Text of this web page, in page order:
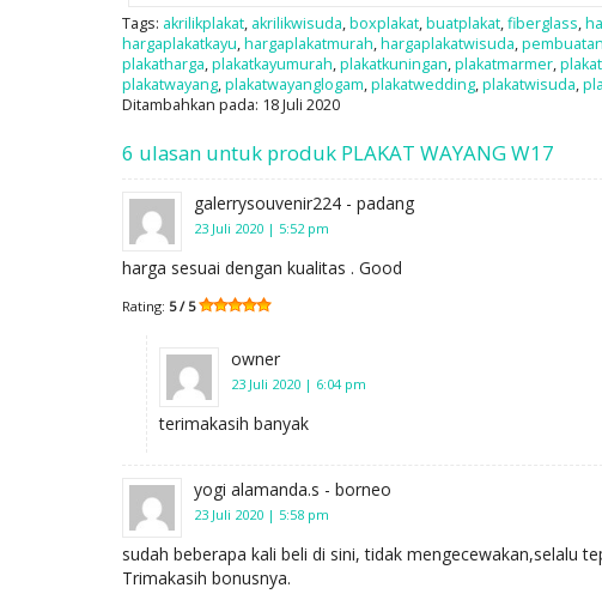
Tags: akrilikplakat, akrilikwisuda,boxplakat,buatplakat,fiberglass,
hargaplakatkayu,hargaplakatmurah,hargaplakatwisuda,
plakatharga,plakatkayumurah,plakatkuningan,plakatmarmer,
plakatwayang,plakatwayanglogam,plakatwedding,plakatwisuda,
Ditambahkan pada: 18 Juli 2020
6 ulasan untuk produk PLAKAT WAYANG W17
galerrysouvenir224 - padang
23 Juli 2020 | 5:52 pm
harga sesuai dengan kualitas . Good
Rating: 5 / 5
owner
23 Juli 2020 | 6:04 pm
terimakasih banyak
yogi alamanda.s - borneo
23 Juli 2020 | 5:58 pm
sudah beberapa kali beli di sini, tidak mengecewakan,selalu
Trimakasih bonusnya.